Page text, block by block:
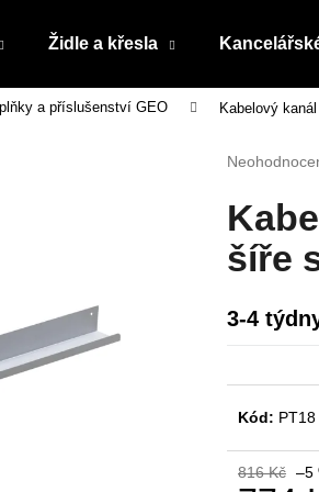
Židle a křesla
a příslušenství GEO Kabelový
Průměrné
produktu
je
0,0
z
hvězdiček.
šíře
3-4
Kód: PT18
816 Kč –5
potřebujete najít?
HLEDAT
Doporučujeme